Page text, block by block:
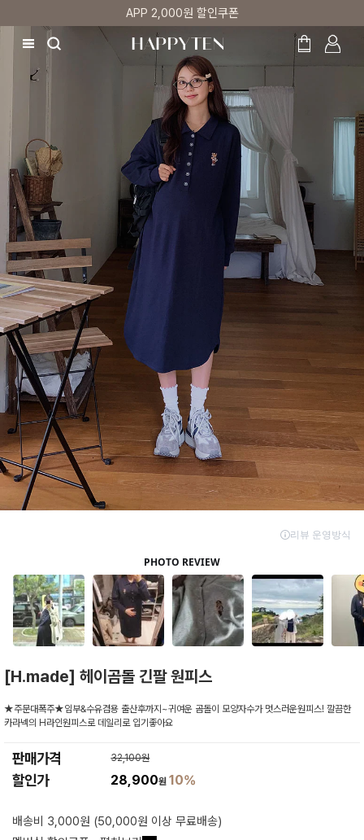
매주 리뷰어 최대 1만원 쿠폰
[H.made] 헤이곰돌 긴팔 원피스
★주문대폭주★임부&수유겸용 출산후까지~귀여운 곰돌이 모양자수가 멋스러운원피스! 깔끔한
카라넥의 H라인원피스로 데일리로 입기좋아요
판매가격 32,100원
할인가 28,900원10%
배송비 3,000원 (50,000원 이상 무료배송)